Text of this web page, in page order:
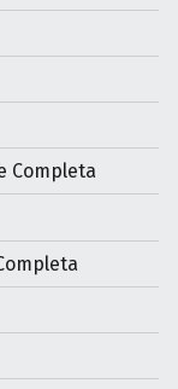
Completa